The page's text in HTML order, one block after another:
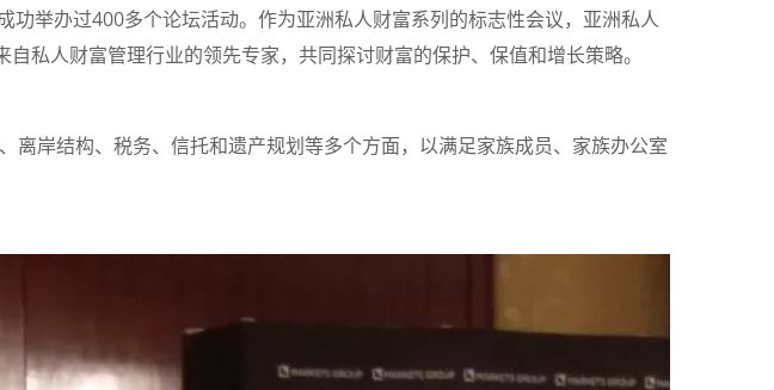
举办过400多个论坛活动。作为亚洲私人财富系列的标志性会议，亚洲私人
私人财富管理行业的领先专家，共同探讨财富的保护、保值和增长策略。
岸结构、税务、信托和遗产规划等多个方面，以满足家族成员、家族办公室